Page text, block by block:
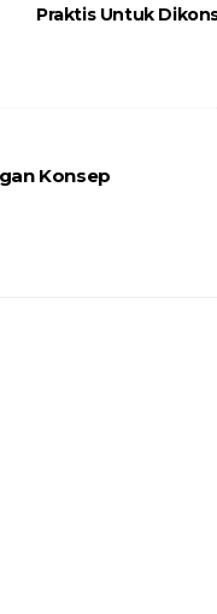
Praktis Untuk
Konsep